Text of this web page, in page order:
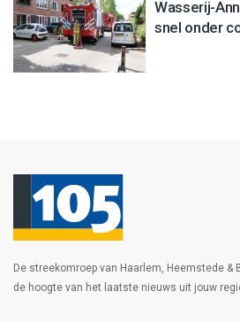
Wasserij-
snel onder
De streekomroep van Haarlem, Heemstede &
de hoogte van het laatste nieuws uit jouw